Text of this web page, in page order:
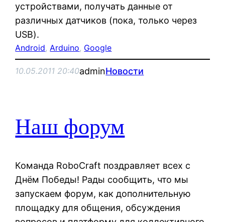
устройствами, получать данные от
различных датчиков (пока, только через
USB).
Android, Arduino, Google
10.05.2011 20:40adminНовости
Наш форум
Команда RoboCraft поздравляет всех с
Днём Победы! Рады сообщить, что мы
запускаем форум, как дополнительную
площадку для общения, обсуждения